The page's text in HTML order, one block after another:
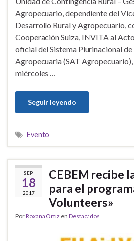
Agropecuario, dependiente del
Desarrollo Rural y Agropecuario,
Cooperación Suiza, INVITA al
oficial del Sistema Plurinacional
Agropecuaria (SAT Agropecuario),
miércoles …
Seguir leyendo
Evento
SEP
18
2017
CEBEM recibe
para el
Volunteers»
PorRoxana Ortiz en Destacados